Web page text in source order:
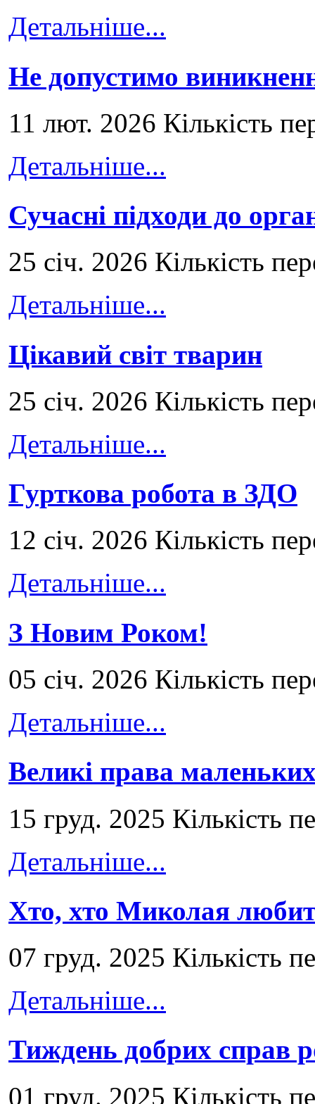
Детальніше...
Не допустимо
11 лют. 2026 Кількість
Детальніше...
Сучасні підходи до
25 січ. 2026 Кількість
Детальніше...
Цікавий світ тварин
25 січ. 2026 Кількість
Детальніше...
Гурткова робота в ЗДО
12 січ. 2026 Кількість
Детальніше...
З Новим Роком!
05 січ. 2026 Кількість
Детальніше...
Великі права маленьких
15 груд. 2025 Кількість
Детальніше...
Хто, хто Миколая
07 груд. 2025 Кількість
Детальніше...
Тиждень добрих справ
01 груд. 2025 Кількість